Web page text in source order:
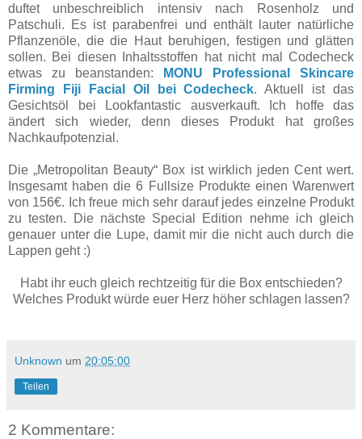
duftet unbeschreiblich intensiv nach Rosenholz und
Patschuli. Es ist parabenfrei und enthält lauter natürliche
Pflanzenöle, die die Haut beruhigen, festigen und glätten
sollen. Bei diesen Inhaltsstoffen hat nicht mal Codecheck
etwas zu beanstanden:
MONU Professional Skincare
Firming Fiji Facial Oil bei Codecheck. Aktuell ist das
Gesichtsöl bei Lookfantastic ausverkauft. Ich hoffe das
ändert sich wieder, denn dieses Produkt hat großes
Nachkaufpotenzial.
Die „Metropolitan Beauty“ Box ist wirklich jeden Cent wert.
Insgesamt haben die 6 Fullsize Produkte einen Warenwert
von 156€. Ich freue mich sehr darauf jedes einzelne Produkt
zu testen. Die nächste Special Edition nehme ich gleich
genauer unter die Lupe, damit mir die nicht auch durch die
Lappen geht :)
Habt ihr euch gleich rechtzeitig für die Box entschieden?
Welches Produkt würde euer Herz höher schlagen lassen?
Unknown um 20:05:00
Teilen
2 Kommentare: